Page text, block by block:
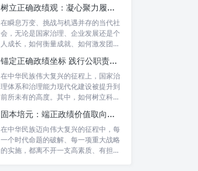
树立正确政绩观：凝心聚力履职尽责的根本保障与实践路径
在瞬息万变、挑战与机遇并存的当代社
会，无论是国家治理、企业发展还是个
人成长，如何衡量成就、如何激发团队
锚定正确政绩坐标 践行公职责任担当：新时代国家治理的基石
在中华民族伟大复兴的征程上，国家治
理体系和治理能力现代化建设被提升到
前所未有的高度。其中，如何树立科学
固本培元：端正政绩价值取向，永葆为民服务初心
在中华民族迈向伟大复兴的征程中，每
一个时代命题的破解、每一项重大战略
的实施，都离不开一支高素质、有担当